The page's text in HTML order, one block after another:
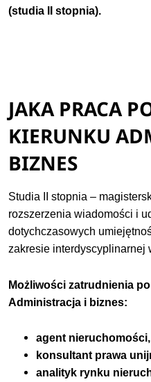
(studia II stopnia).
JAKA PRACA
KIERUNKU
BIZNES
Studia II stopnia –
rozszerzenia wiadomości i
dotychczasowych
zakresie interdyscyplinarnej
Możliwości zatrudnienia
Administracja i biznes:
agent nieruchomości,
konsultant prawa
analityk rynku